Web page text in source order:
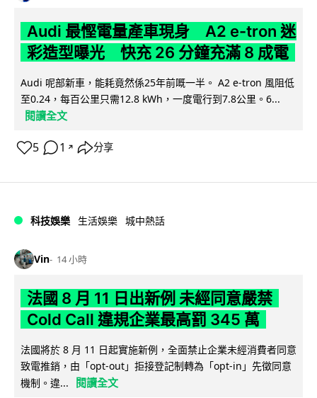
Audi 最慳電量產車現身 A2 e-tron 迷
彩造型曝光 快充 26 分鐘充滿 8 成電
Audi 呢部新車，能耗竟然係25年前嘅一半。 A2 e-tron 風阻低
至0.24，每百公里只需12.8 kWh，一度電行到7.8公里。6...
閱讀全文
5 1 ↗ 分享
科技娛樂 生活娛樂 城中熱話
Vin 14 小時
法國 8 月 11 日出新例 未經同意嚴禁
Cold Call 違規企業最高罰 345 萬
法國將於 8 月 11 日起實施新例，全面禁止企業未經消費者同意
致電推銷，由「opt-out」拒接登記制轉為「opt-in」先徵同意
機制。違...
閱讀全文